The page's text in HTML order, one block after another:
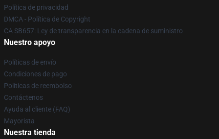
Política de privacidad
DMCA - Política de Copyright
CA SB657: Ley de transparencia en la cadena de suministro
Nuestro apoyo
Políticas de envío
Condiciones de pago
Políticas de reembolso
Contáctenos
Ayuda al cliente (FAQ)
Mayorista
Nuestra tienda